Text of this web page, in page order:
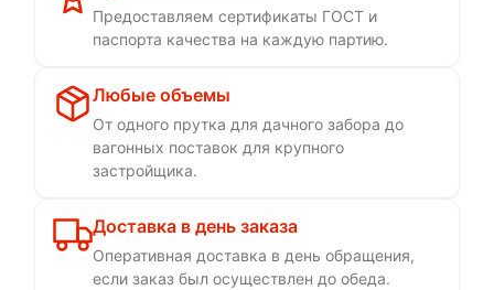
Предоставляем сертификаты ГОСТ и
паспорта качества на каждую партию.
Любые объемы
От одного прутка для дачного забора до
вагонных поставок для крупного
застройщика.
Доставка в день заказа
Оперативная доставка в день обращения,
если заказ был осуществлен до обеда.